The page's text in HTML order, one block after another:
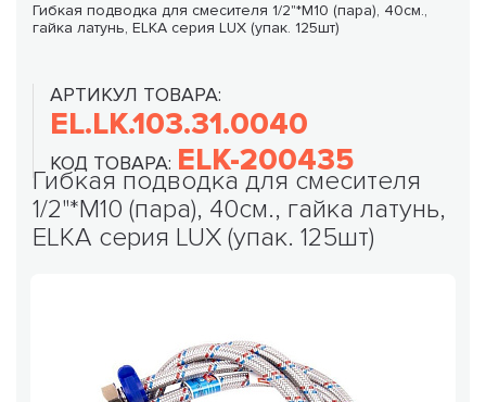
Гибкая подводка для смесителя 1/2"*М10 (пара), 40см.,
гайка латунь, ELKA серия LUX (упак. 125шт)
АРТИКУЛ ТОВАРА:
EL.LK.103.31.0040
КОД ТОВАРА: ELK-200435
Гибкая подводка для смесителя
1/2"*М10 (пара), 40см., гайка латунь,
ELKA серия LUX (упак. 125шт)